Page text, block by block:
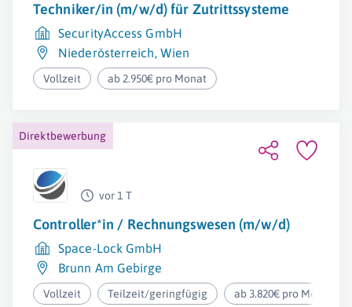
Techniker/in (m/w/d) für Zutrittssysteme
SecurityAccess GmbH
Niederösterreich, Wien
Vollzeit ab 2.950€ pro Monat
Direktbewerbung
vor 1 T
Controller*in / Rechnungswesen (m/w/d)
Space-Lock GmbH
Brunn Am Gebirge
Vollzeit Teilzeit/geringfügig ab 3.820€ pro Monat